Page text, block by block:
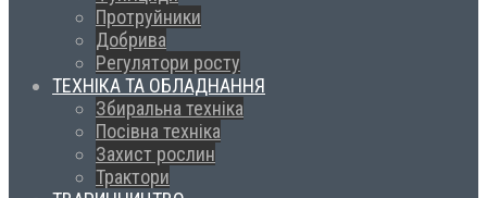
Протруйники
Добрива
Регулятори росту
ТЕХНІКА ТА ОБЛАДНАННЯ
Збиральна техніка
Посівна техніка
Захист рослин
Трактори